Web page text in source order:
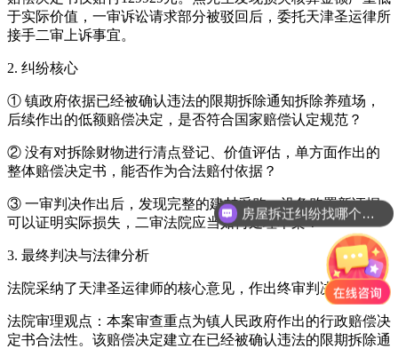
于实际价值，一审诉讼请求部分被驳回后，委托天津圣运律所
接手二审上诉事宜。
2. 纠纷核心
① 镇政府依据已经被确认违法的限期拆除通知拆除养殖场，
后续作出的低额赔偿决定，是否符合国家赔偿认定规范？
② 没有对拆除财物进行清点登记、价值评估，单方面作出的
整体赔偿决定书，能否作为合法赔付依据？
③ 一审判决作出后，发现完整的建材采购、设备购置新证据
可以证明实际损失，二审法院应当如何处理本案？
3. 最终判决与法律分析
法院采纳了天津圣运律师的核心意见，作出终审判决。
法院审理观点：本案审查重点为镇人民政府作出的行政赔偿决
定书合法性。该赔偿决定建立在已经被确认违法的限期拆除通
房屋拆迁纠纷找哪个部门？
宅基地拆迁怎么赔偿？